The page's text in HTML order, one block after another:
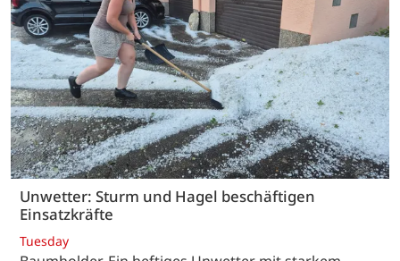
Unwetter: Sturm und Hagel beschäftigen
Einsatzkräfte
Tuesday